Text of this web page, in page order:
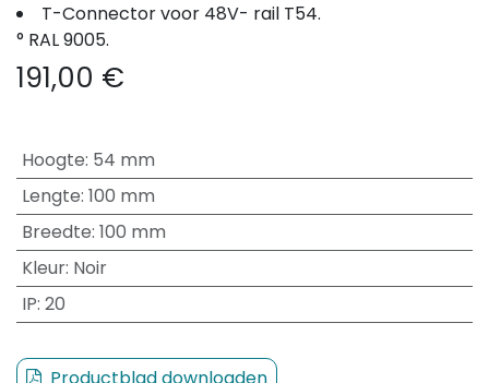
T-Connector voor 48V- rail T54.
° RAL 9005.
191,00 €
Hoogte: 54 mm
Lengte: 100 mm
Breedte: 100 mm
Kleur: Noir
IP: 20